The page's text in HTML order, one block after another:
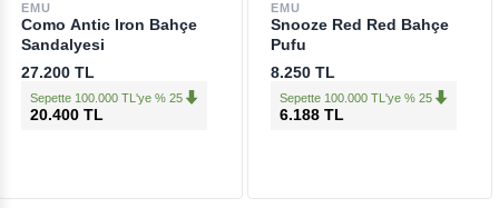
EMU
Como Antic Iron Bahçe
Sandalyesi
27.200 TL
Sepette 100.000 TL'ye % 25
20.400 TL
EMU
Snooze Red Red Bahçe
Pufu
8.250 TL
Sepette 100.000 TL'ye % 25
6.188 TL